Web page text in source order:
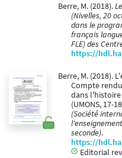
Berre, M. (2018).
(Nivelles, 20
dans le
français
FLE) des
https://
Berre, M. (2018).
Compte
dans
(UMONS, 17-
(Société
seconde).
https://
Editorial